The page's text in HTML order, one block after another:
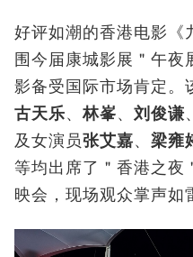
好评如潮的香港电影《
围今届康城影展＂午夜
影备受国际市场肯定。
古天乐、林峯、 刘俊谦、
及女演员张艾嘉、 梁雍
等均出席了＂香港之夜
映会，现场观众掌声如